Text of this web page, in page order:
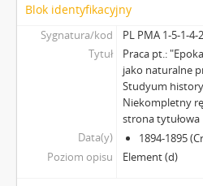
Blok identyfikacyjny
Sygnatura/kod
PL PMA 1-5-1-4-
Tytuł
Praca pt.:
jako naturalne
Studyum
Niekompletny
strona tytułowa
Data(y)
1894-1895
Poziom opisu
Element (d)